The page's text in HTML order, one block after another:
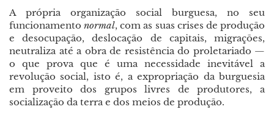
A própria organização social burguesa, no seu
funcionamentonormal, com as suas crises de produção
e desocupação, deslocação de capitais, migrações,
neutraliza até a obra de resistência do proletariado —
o que prova que é uma necessidade inevitável a
revolução social, isto é, a expropriação da burguesia
em proveito dos grupos livres de produtores, a
socialização da terra e dos meios de produção.